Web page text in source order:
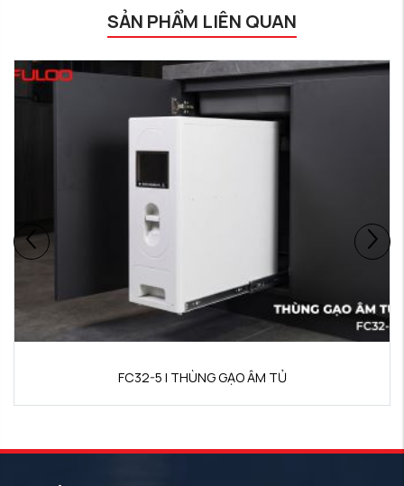
SẢN PHẨM LIÊN QUAN
FC32-5 | THÙNG GẠO ÂM TỦ